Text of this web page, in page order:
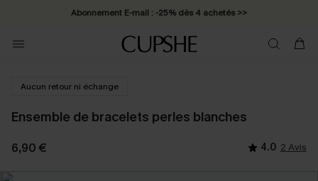
Abonnement E-mail : -25% dès 4 achetés >>
Aucun retour ni échange
Ensemble de bracelets perles blanches
6,90 € 4.0 2 Avis